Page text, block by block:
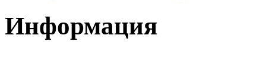
Информация